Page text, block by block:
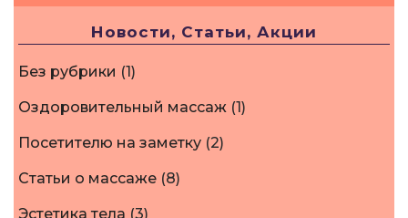
Новости, Статьи, Акции
Без рубрики (1)
Оздоровительный массаж (1)
Посетителю на заметку (2)
Статьи о массаже (8)
Эстетика тела (3)